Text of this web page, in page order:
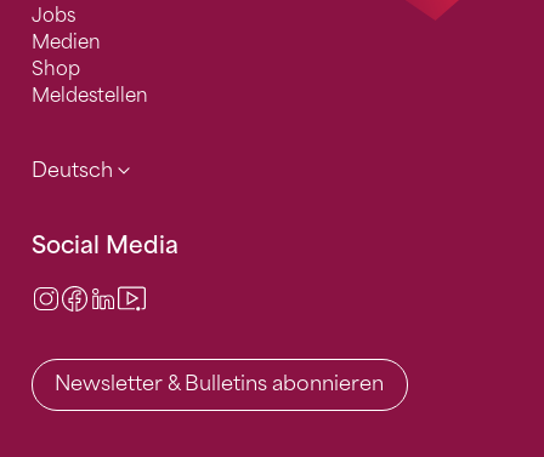
Jobs
Medien
Shop
Meldestellen
Deutsch
Social Media
Instagram
Facebook
LinkedIn
Newsletter & Bulletins abonnieren